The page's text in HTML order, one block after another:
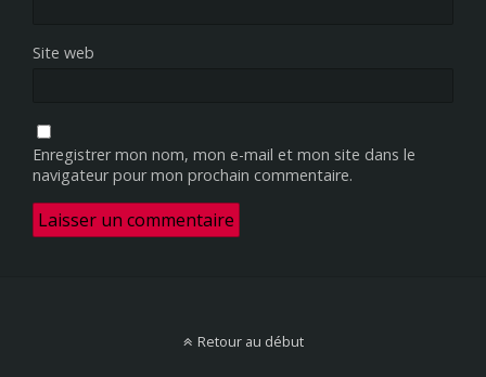
Site web
Enregistrer mon nom, mon e-mail et mon site dans le
navigateur pour mon prochain commentaire.
Retour au début